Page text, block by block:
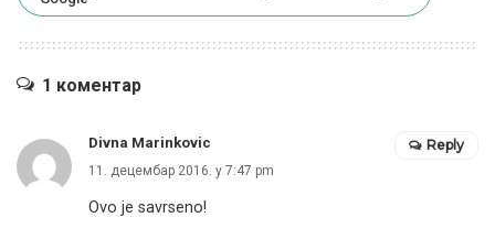
1 коментар
Divna Marinkovic
11. децембар 2016. у 7:47 pm
Ovo je savrseno!
Reply